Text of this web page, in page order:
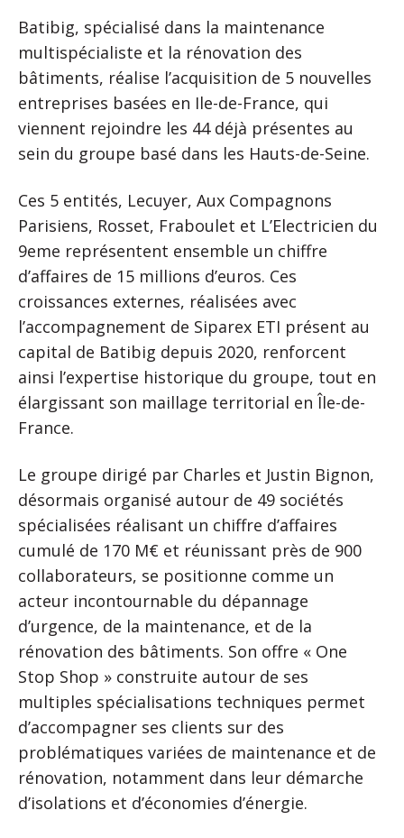
Batibig, spécialisé dans la maintenance
multispécialiste et la rénovation des
bâtiments, réalise l’acquisition de 5 nouvelles
entreprises basées en Ile-de-France, qui
viennent rejoindre les 44 déjà présentes au
sein du groupe basé dans les Hauts-de-Seine.
Ces 5 entités, Lecuyer, Aux Compagnons
Parisiens, Rosset, Fraboulet et L’Electricien du
9eme représentent ensemble un chiffre
d’affaires de 15 millions d’euros. Ces
croissances externes, réalisées avec
l’accompagnement de Siparex ETI présent au
capital de Batibig depuis 2020, renforcent
ainsi l’expertise historique du groupe, tout en
élargissant son maillage territorial en Île-de-
France.
Le groupe dirigé par Charles et Justin Bignon,
désormais organisé autour de 49 sociétés
spécialisées réalisant un chiffre d’affaires
cumulé de 170 M€ et réunissant près de 900
collaborateurs, se positionne comme un
acteur incontournable du dépannage
d’urgence, de la maintenance, et de la
rénovation des bâtiments. Son offre « One
Stop Shop » construite autour de ses
multiples spécialisations techniques permet
d’accompagner ses clients sur des
problématiques variées de maintenance et de
rénovation, notamment dans leur démarche
d’isolations et d’économies d’énergie.